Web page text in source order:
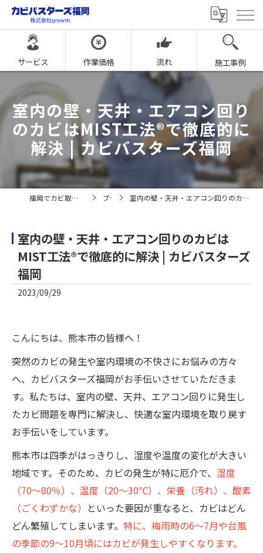
サービス 作業価格 流れ 施工事例
室内の壁・天井・エアコン回り
のカビはMIST工法®で徹底的に
解決 | カビバスターズ福岡
福岡でカビ取りならカビバスターズ福岡 ブログ 室内の壁・天井・エアコン回りのカビはMIST工法®で徹底的に解決 | カビバスターズ福岡
室内の壁・天井・エアコン回りのカビは
MIST工法®で徹底的に解決 | カビバスターズ
福岡
2023/09/29
こんにちは、熊本市の皆様へ！
突然のカビの発生や室内環境の不快さにお悩みの方々
へ、カビバスターズ福岡がお手伝いさせていただきま
す。私たちは、室内の壁、天井、エアコン回りに発生し
たカビ問題を専門に解決し、快適な室内環境を取り戻す
お手伝いをしています。
熊本市は四季がはっきりし、湿度や温度の変化が大きい
地域です。そのため、カビの発生が特に厄介で、 湿度
（70～80％）、温度（20～30℃）、栄養（汚れ）、酸素
（ごくわずかな） といった要因が重なると、カビはどん
どん繁殖してしまいます。 特に、梅雨時の6～7月や台風
の季節の9～10月頃にはカビが発生しやすくなります。